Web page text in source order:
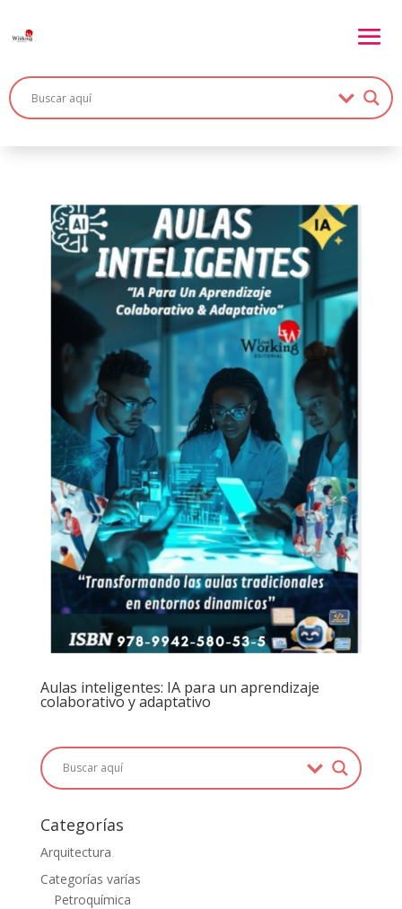
Aulas inteligentes: IA para un aprendizaje
colaborativo y adaptativo
Categorías
Arquitectura
Categorías varías
Petroquímica